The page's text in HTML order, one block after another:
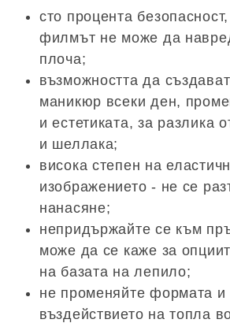
сто процента
филмът не може да
плоча;
възможността да
маникюр всеки ден,
и естетиката, за разлика
и шеллака;
висока степен на
изображението - не се
нанасяне;
непридържайте се към
може да се каже за
на базата на лепило;
не променяйте формата и
въздействието на топла